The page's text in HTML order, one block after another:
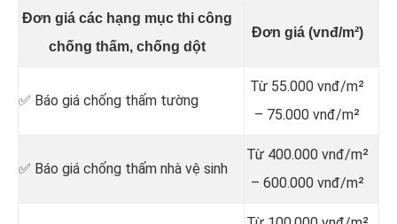
Đơn giá các hạng mục thi công
chống thấm, chống dột
Đơn giá (vnđ/m²)
✅ Báo giá chống thấm tường
Từ 55.000 vnđ/m²
– 75.000 vnđ/m²
✅ Báo giá chống thấm nhà vệ sinh
Từ 400.000 vnđ/m²
– 600.000 vnđ/m²